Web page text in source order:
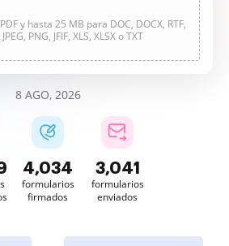
y hasta 25 MB para DOC, DOCX, RTF,
PNG, JFIF, XLS, XLSX o TXT
8 AGO, 2026
4,034
formularios
firmados
3,041
formularios
enviados